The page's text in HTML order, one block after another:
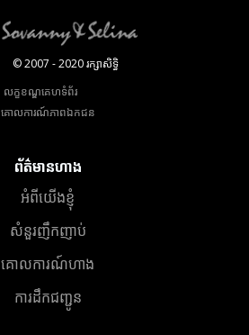
© 2007 - 2020 រក្សាសិទ្ធិ
លក្ខខណ្ឌគេហទំព័រ
គោលការណ៍​ភាព​ឯកជន
ព័ត៌មានហាង
អំពីយើងខ្ញុំ
សំនួរញឹកញាប់
គោលការណ៍ហាង
ការដឹកជញ្ជូន